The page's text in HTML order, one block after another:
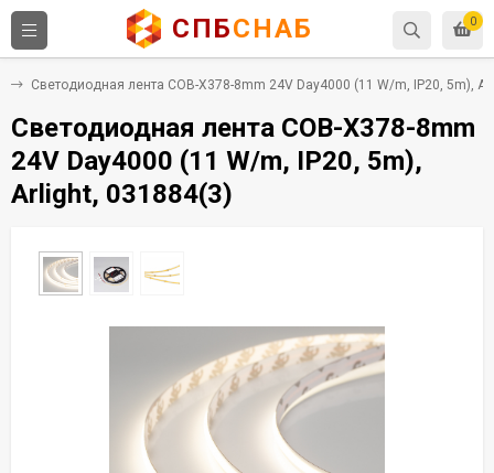
0
СПБСНАБ
Светодиодная лента COB-X378-8mm 24V Day4000 (11 W/m, IP20, 5m),
Светодиодная лента COB-X378-8mm
24V Day4000 (11 W/m, IP20, 5m),
Arlight, 031884(3)